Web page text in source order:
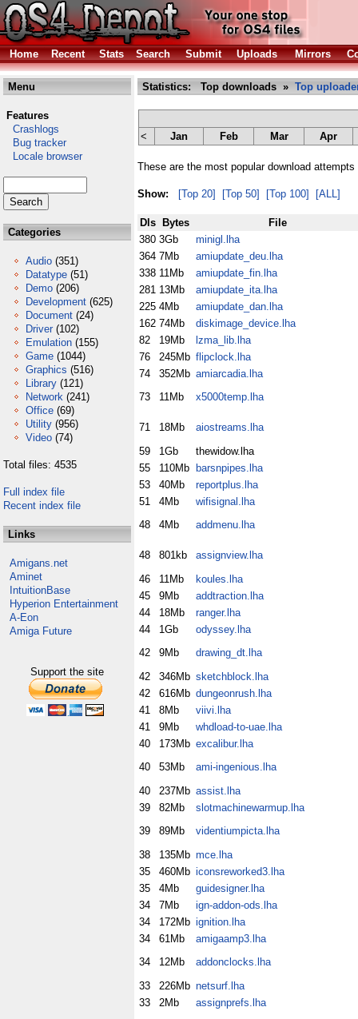
Home Recent Stats Search Submit Uploads Mirrors
Menu
Features
Crashlogs
Bug tracker
Locale browser
Categories
Audio (351)
Datatype (51)
Demo (206)
Development (625)
Document (24)
Driver (102)
Emulation (155)
Game (1044)
Graphics (516)
Library (121)
Network (241)
Office (69)
Utility (956)
Video (74)
Total files: 4535
Full index file
Recent index file
Links
Amigans.net
Aminet
IntuitionBase
Hyperion Entertainment
A-Eon
Amiga Future
Support the site
Statistics: Top downloads » Top
< Jan Feb Mar Apr
These are the most popular download
Show: [Top 20] [Top 50] [Top 100] [ALL]
Dls Bytes
File
380 3Gb
minigl.lha
364 7Mb
amiupdate_deu.lha
338 11Mb
amiupdate_fin.lha
281 13Mb
amiupdate_ita.lha
225 4Mb
amiupdate_dan.lha
162 74Mb
diskimage_device.lha
82
19Mb
lzma_lib.lha
76
245Mb flipclock.lha
74
352Mb amiarcadia.lha
73
11Mb x5000temp.lha
71 18Mb
aiostreams.lha
59
1Gb
thewidow.lha
55
110Mb
barsnpipes.lha
53
40Mb
reportplus.lha
51
4Mb
wifisignal.lha
48
4Mb addmenu.lha
48 801kb
assignview.lha
46
11Mb
koules.lha
45
9Mb
addtraction.lha
44
18Mb
ranger.lha
44
1Gb
odyssey.lha
42
9Mb
drawing_dt.lha
42
346Mb sketchblock.lha
42
616Mb dungeonrush.lha
41
8Mb
viivi.lha
41
9Mb
whdload-to-uae.lha
40
173Mb excalibur.lha
40
53Mb
ami-ingenious.lha
40
237Mb assist.lha
39
82Mb
slotmachinewarmup.lha
39
89Mb
videntiumpicta.lha
38
135Mb mce.lha
35
460Mb iconsreworked3.lha
35
4Mb
guidesigner.lha
34
7Mb
ign-addon-ods.lha
34
172Mb ignition.lha
34
61Mb
amigaamp3.lha
34
12Mb
addonclocks.lha
33
226Mb netsurf.lha
33
2Mb
assignprefs.lha